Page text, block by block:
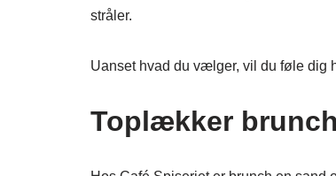
stråler.
Uanset hvad du vælger, vil du føle dig
Toplækker